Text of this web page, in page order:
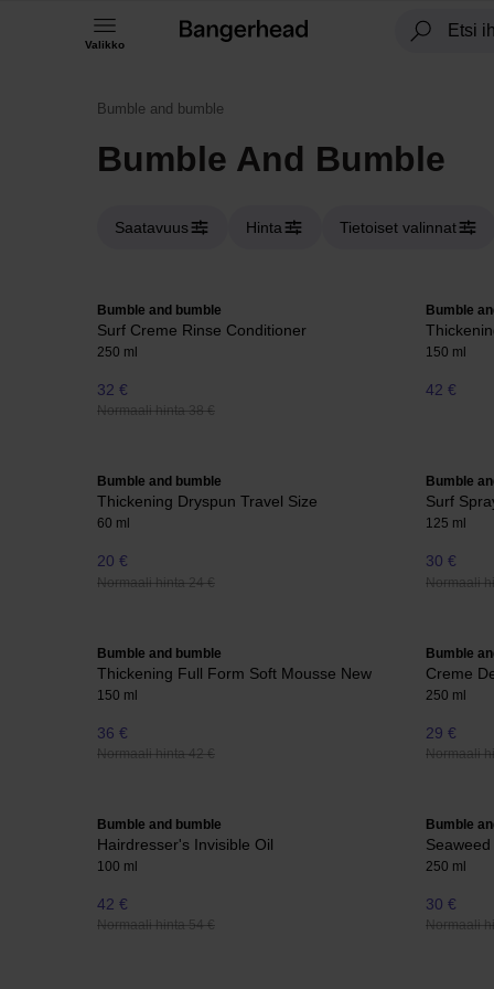
Valikko
Bumble and bumble
Bumble And Bumble
Saatavuus Hinta Tietoiset valinnat
Bumble and bumble
Surf Creme Rinse Conditioner
250 ml
32 €
Normaali hinta 38 €
Bumble
150 ml
42 €
Bumble and bumble
Thickening Dryspun Travel Size
60 ml
20 €
Normaali hinta 24 €
Bumble
Surf
125 ml
30 €
Normaali
Bumble and bumble
Thickening Full Form Soft Mousse New
150 ml
36 €
Normaali hinta 42 €
Bumble
Creme
250 ml
29 €
Normaali
Bumble and bumble
Hairdresser's Invisible Oil
100 ml
42 €
Normaali hinta 54 €
Bumble
250 ml
30 €
Normaali